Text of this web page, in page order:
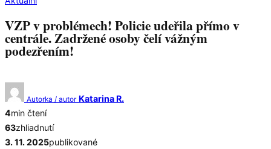
VZP v problémech! Policie udeřila přímo v
centrále. Zadržené osoby čelí vážným
podezřením!
Autorka / autor Katarina R.
4min čtení
63zhliadnutí
3. 11. 2025publikované